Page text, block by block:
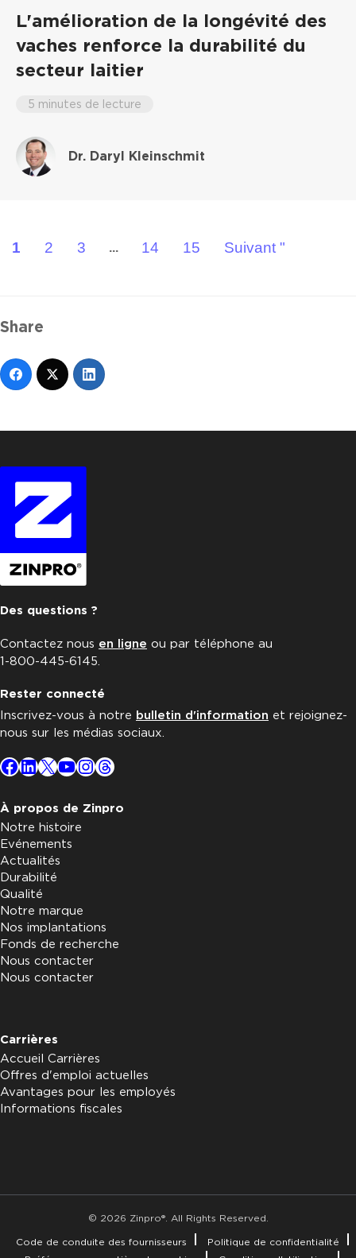
L'amélioration de la longévité des
vaches renforce la durabilité du
secteur laitier
5 minutes de lecture
Dr. Daryl Kleinschmit
1 2 3 ... 14 15 Suivant "
Share
Des questions ?
Contactez nous en ligne ou par téléphone au
1-800-445-6145.
Rester connecté
Inscrivez-vous à notre bulletin d'information et rejoignez-
nous sur les médias sociaux.
Facebook
LinkedIn
X YouTube
Instagram
Threads
À propos de Zinpro
Notre histoire
Evénements
Actualités
Durabilité
Qualité
Notre marque
Nos implantations
Fonds de recherche
Nous contacter
Nous contacter
Carrières
Accueil Carrières
Offres d'emploi actuelles
Avantages pour les employés
Informations fiscales
© 2026 Zinpro®. All Rights Reserved.
Code de conduite des fournisseurs
Politique de confidentialité